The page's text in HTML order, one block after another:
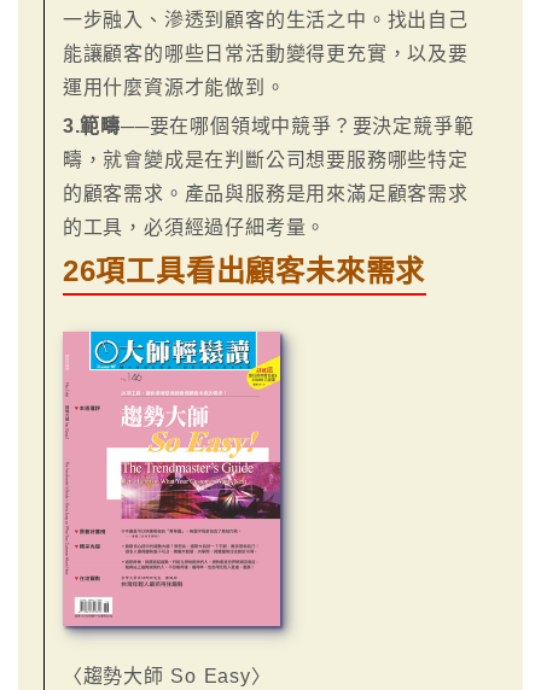
一步融入、滲透到顧客的生活之中。找出自己
能讓顧客的哪些日常活動變得更充實，以及要
運用什麼資源才能做到。
3.範疇──要在哪個領域中競爭？要決定競爭範
疇，就會變成是在判斷公司想要服務哪些特定
的顧客需求。產品與服務是用來滿足顧客需求
的工具，必須經過仔細考量。
26項工具看出顧客未來需求
〈趨勢大師 So Easy〉